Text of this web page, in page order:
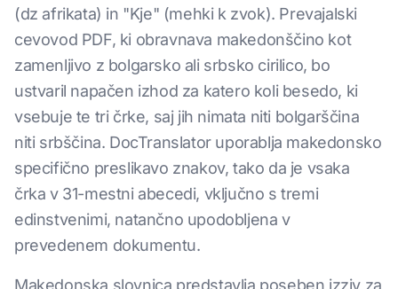
(dz afrikata) in "Kje" (mehki k zvok). Prevajalski
cevovod PDF, ki obravnava makedonščino kot
zamenljivo z bolgarsko ali srbsko cirilico, bo
ustvaril napačen izhod za katero koli besedo, ki
vsebuje te tri črke, saj jih nimata niti bolgarščina
niti srbščina. DocTranslator uporablja makedonsko
specifično preslikavo znakov, tako da je vsaka
črka v 31-mestni abecedi, vključno s tremi
edinstvenimi, natančno upodobljena v
prevedenem dokumentu.
Makedonska slovnica predstavlja poseben izziv za